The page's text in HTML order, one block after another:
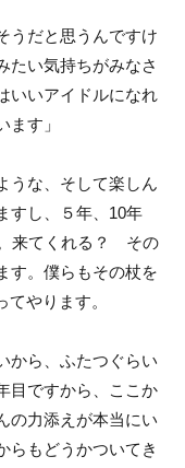
うだと思うんですけ
たい気持ちがみなさ
いいアイドルになれ
ます」
うな、そして楽しん
すし、５年、10年
来てくれる？ その
す。僕らもその杖を
やります。
から、ふたつぐらい
目ですから、ここか
の力添えが本当にい
らもどうかついてき